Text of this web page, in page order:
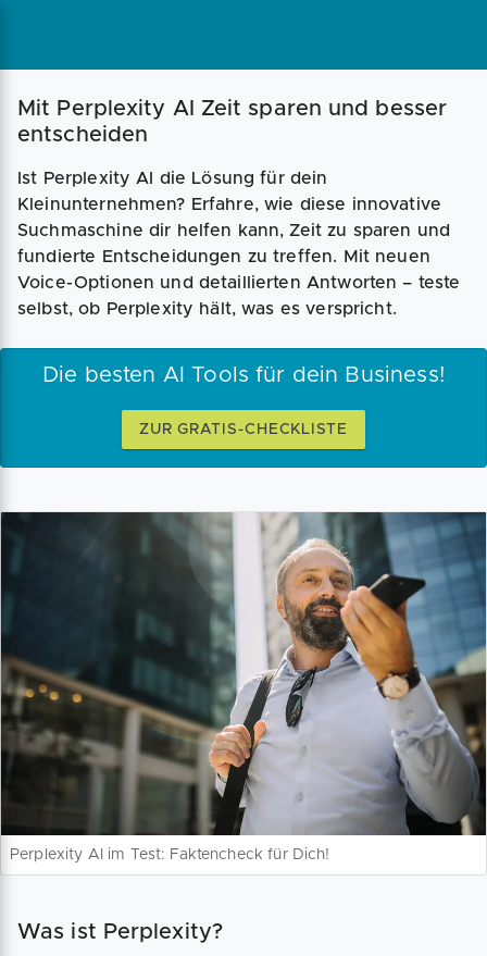
Mit Perplexity AI Zeit sparen und besser
entscheiden
Ist Perplexity AI die Lösung für dein
Kleinunternehmen? Erfahre, wie diese innovative
Suchmaschine dir helfen kann, Zeit zu sparen und
fundierte Entscheidungen zu treffen. Mit neuen
Voice-Optionen und detaillierten Antworten – teste
selbst, ob Perplexity hält, was es verspricht.
Die besten AI Tools für dein Business!
ZUR GRATIS-CHECKLISTE
Perplexity AI im Test: Faktencheck für Dich!
Was ist Perplexity?